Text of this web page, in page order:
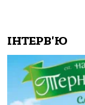
ІНТЕРВ'Ю